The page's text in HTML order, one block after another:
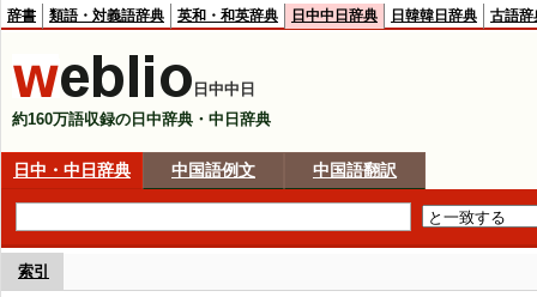
辞書 類語・対義語辞典 英和・和英辞典 日中中日辞典 日韓韓日辞典 古語辞
日中中日
約160万語収録の日中辞典・中日辞典
日中・中日辞典 中国語例文 中国語翻訳
索引